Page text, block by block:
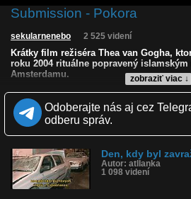
Submission - Pokora
zobraziť viac ↓
sekularnenebo 2 525 videní
Krátky film režiséra Thea van Gogha,
roku 2004 rituálne popravený
Amsterdamu.
Film pojednáva o živote žien v
len ťažko bude niekto závidieť.
Vnorené slovenské titulky.
Kvalita:
Zverejnené: 23.7.2020 8:14
Páči sa: 50% (2 hlasov)
Obľúbené: 0
Odoberajte nás aj cez
odberu správ.
Den, kdy byl
Autor: atllanka
1 098 videní